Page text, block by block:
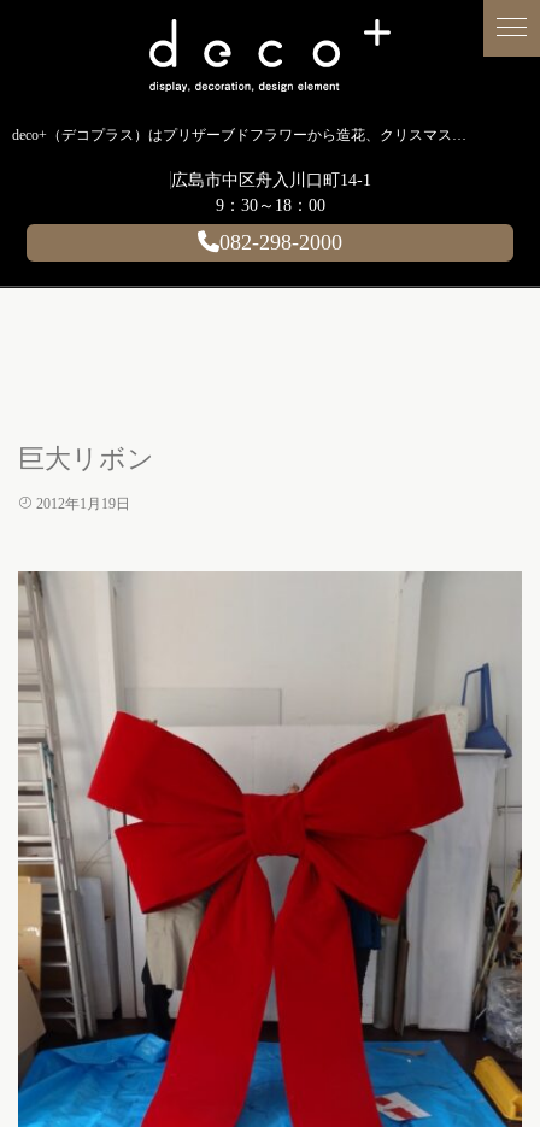
deco+（デコプラス）はプリザーブドフラワーから造花、クリスマス装飾、イルミネーションに至るまで扱う広島のディスプレイ専門ショップです。
広島市中区舟入川口町14-1
9：30～18：00
082-298-2000
巨大リボン
2012年1月19日